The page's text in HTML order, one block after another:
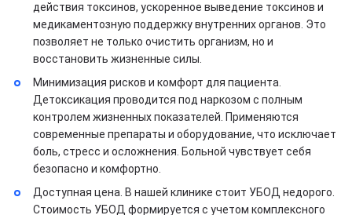
действия токсинов, ускоренное выведение токсинов и
медикаментозную поддержку внутренних органов. Это
позволяет не только очистить организм, но и
восстановить жизненные силы.
Минимизация рисков и комфорт для пациента.
Детоксикация проводится под наркозом с полным
контролем жизненных показателей. Применяются
современные препараты и оборудование, что исключает
боль, стресс и осложнения. Больной чувствует себя
безопасно и комфортно.
Доступная цена. В нашей клинике стоит УБОД недорого.
Стоимость УБОД формируется с учетом комплексного